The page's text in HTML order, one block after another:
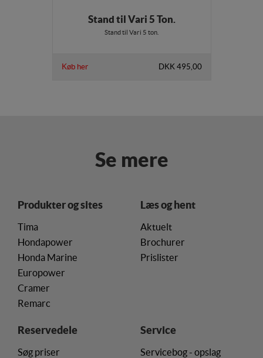
Stand til Vari 5 Ton.
Stand til Vari 5 ton.
Køb her DKK 495,00
Se mere
Produkter og sites
Tima
Hondapower
Honda Marine
Europower
Cramer
Remarc
Læs og hent
Aktuelt
Brochurer
Prislister
Reservedele
Søg priser
Service
Servicebog - opslag